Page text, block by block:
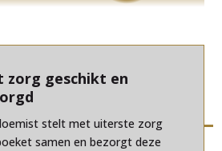
zorg geschikt en
stelt met uiterste zorg
samen en bezorgt deze